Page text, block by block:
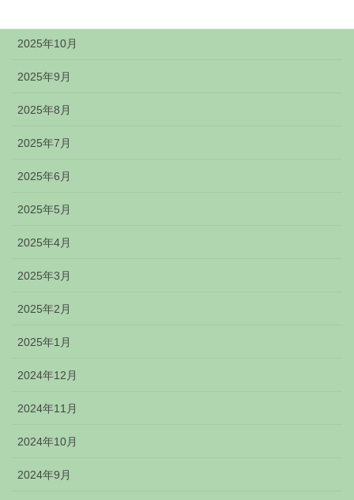
2025年10月
2025年9月
2025年8月
2025年7月
2025年6月
2025年5月
2025年4月
2025年3月
2025年2月
2025年1月
2024年12月
2024年11月
2024年10月
2024年9月